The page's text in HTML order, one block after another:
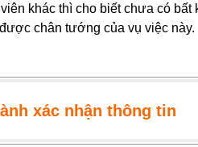
khác thì cho biết chưa có bất
chân tướng của vụ việc này.
xác nhận thông tin